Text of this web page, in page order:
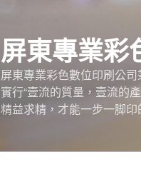
屏東專業彩
屏東專業彩色數位印刷公
實行“壹流的質量，壹流的
精益求精，才能一步一脚